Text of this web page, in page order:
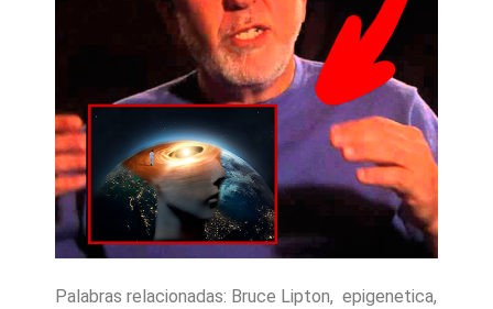
Palabras relacionadas: Bruce Lipton, epigenetica,